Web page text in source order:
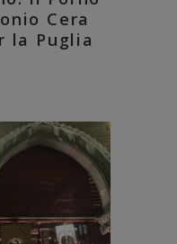
Cera
la Puglia